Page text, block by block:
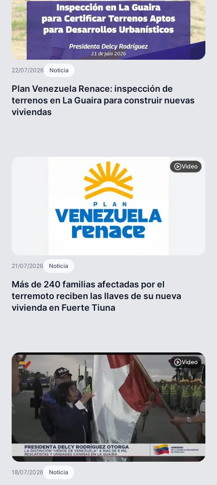
22/07/2026 Noticia
Plan Venezuela Renace: inspección de
terrenos en La Guaira para construir nuevas
viviendas
Video
21/07/2026 Noticia
Más de 240 familias afectadas por el
terremoto reciben las llaves de su nueva
vivienda en Fuerte Tiuna
Video
18/07/2026 Noticia